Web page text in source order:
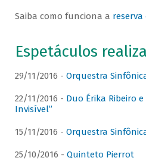
Saiba como funciona a reserva
Espetáculos
29/11/2016 - Orquestra
22/11/2016 - Duo Érika Ribeiro
Invisível”
15/11/2016 - Orquestra
25/10/2016 - Quinteto Pierrot